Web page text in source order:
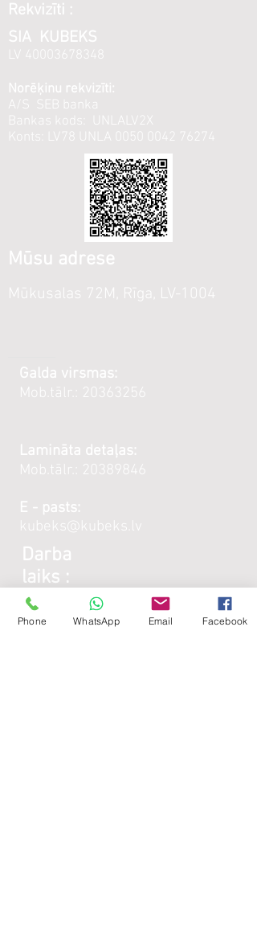
Rekvizīti :
SIA KUBEKS
LV 40003678348
Norēķinu rekvizīti:
A/S SEB banka
Bankas kods: UNLALV2X
Konts: LV78 UNLA
0050 0042 76274
Mūsu adrese
Mūkusalas 72M, Rīga, LV-1004
Galda virsmas:
Mob.tālr.: 20363256
Lamināta detaļas:
Mob.tālr.: 20389846
E - pasts:
kubeks@kubeks.lv
Darba
laiks :
Galda virsmas:
Phone WhatsApp Email Facebook